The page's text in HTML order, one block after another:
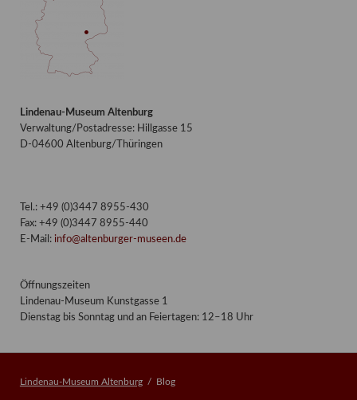
Lindenau-Museum Altenburg
Verwaltung/Postadresse: Hillgasse 15
D-04600 Altenburg/Thüringen
Tel.: +49 (0)3447 8955-430
Fax: +49 (0)3447 8955-440
E-Mail: info@altenburger-museen.de
Öffnungszeiten
Lindenau-Museum Kunstgasse 1
Dienstag bis Sonntag und an Feiertagen: 12–18 Uhr
Lindenau-Museum Altenburg Blog